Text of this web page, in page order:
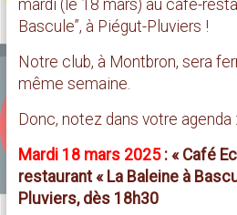
mardi (le 18 mars) au café-
Bascule”, à Piégut-Pluviers !
Notre club, à Montbron, sera
même semaine.
Donc, notez dans votre agenda :
Mardi 18 mars 2025: « Café
restaurant « La Baleine à
Pluviers, dès 18h30